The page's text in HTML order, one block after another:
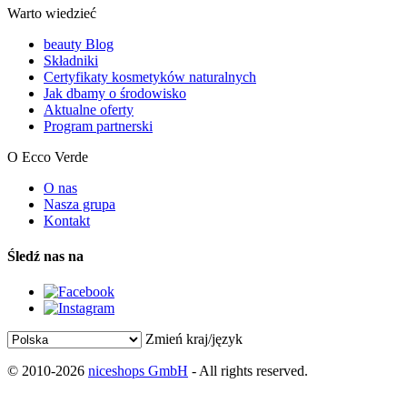
Warto wiedzieć
beauty Blog
Składniki
Certyfikaty kosmetyków naturalnych
Jak dbamy o środowisko
Aktualne oferty
Program partnerski
O Ecco Verde
O nas
Nasza grupa
Kontakt
Śledź nas na
Zmień kraj/język
© 2010-2026 niceshops GmbH - All rights reserved.